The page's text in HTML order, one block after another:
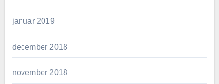
januar 2019
december 2018
november 2018